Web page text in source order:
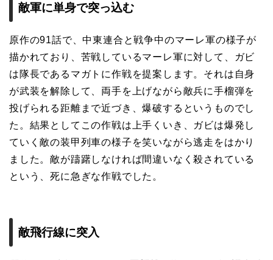
敵軍に単身で突っ込む
原作の91話で、中東連合と戦争中のマーレ軍の様子が
描かれており、苦戦しているマーレ軍に対して、ガビ
は隊長であるマガトに作戦を提案します。それは自身
が武装を解除して、両手を上げながら敵兵に手榴弾を
投げられる距離まで近づき、爆破するというものでし
た。結果としてこの作戦は上手くいき、ガビは爆発し
ていく敵の装甲列車の様子を笑いながら逃走をはかり
ました。敵が躊躇しなければ間違いなく殺されている
という、死に急ぎな作戦でした。
敵飛行線に突入